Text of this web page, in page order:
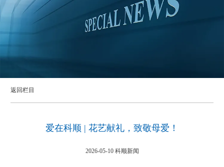
返回栏目
爱在科顺 | 花艺献礼，致敬母爱！
2026-05-10 科顺新闻